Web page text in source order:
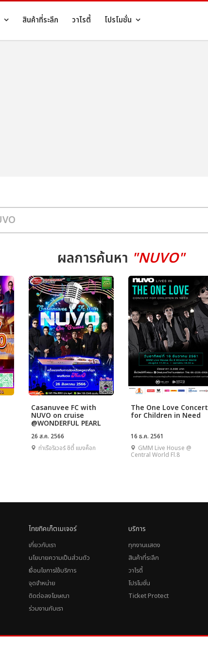
สินค้าที่ระลึก วาไรตี้ โปรโมชั่น
ผลการค้นหา "NUVO"
Casanuvee FC with
NUVO on cruise
@WONDERFUL PEARL
CRUISE
26 ส.ค. 2566
ท่าเรือริเวอร์ ซิตี้ แบงค็อก
The One Love Concert
for Children in Need
16 ธ.ค. 2561
GMM Live House @
Central World Fl.8
ไทยทิคเก็ตเมเจอร์
เกี่ยวกับเรา
นโยบายความเป็นส่วนตัว
เงื่อนไขการใช้บริการ
จุดจำหน่าย
ติดต่อลงโฆษณา
ร่วมงานกับเรา
บริการ
ทุกงานแสดง
สินค้าที่ระลึก
วาไรตี้
โปรโมชั่น
Ticket Protect